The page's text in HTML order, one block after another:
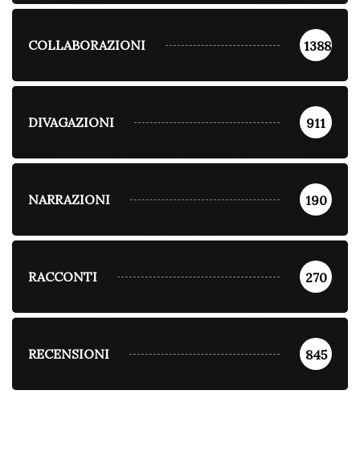
COLLABORAZIONI 1388
DIVAGAZIONI 911
NARRAZIONI 190
RACCONTI 270
RECENSIONI 845